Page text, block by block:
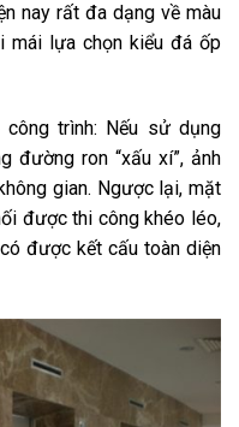
nay rất đa dạng về màu
mái lựa chọn kiểu đá ốp
trình: Nếu sử dụng
đường ron “xấu xí”, ảnh
gian. Ngược lại, mặt
được thi công khéo léo,
được kết cấu toàn diện